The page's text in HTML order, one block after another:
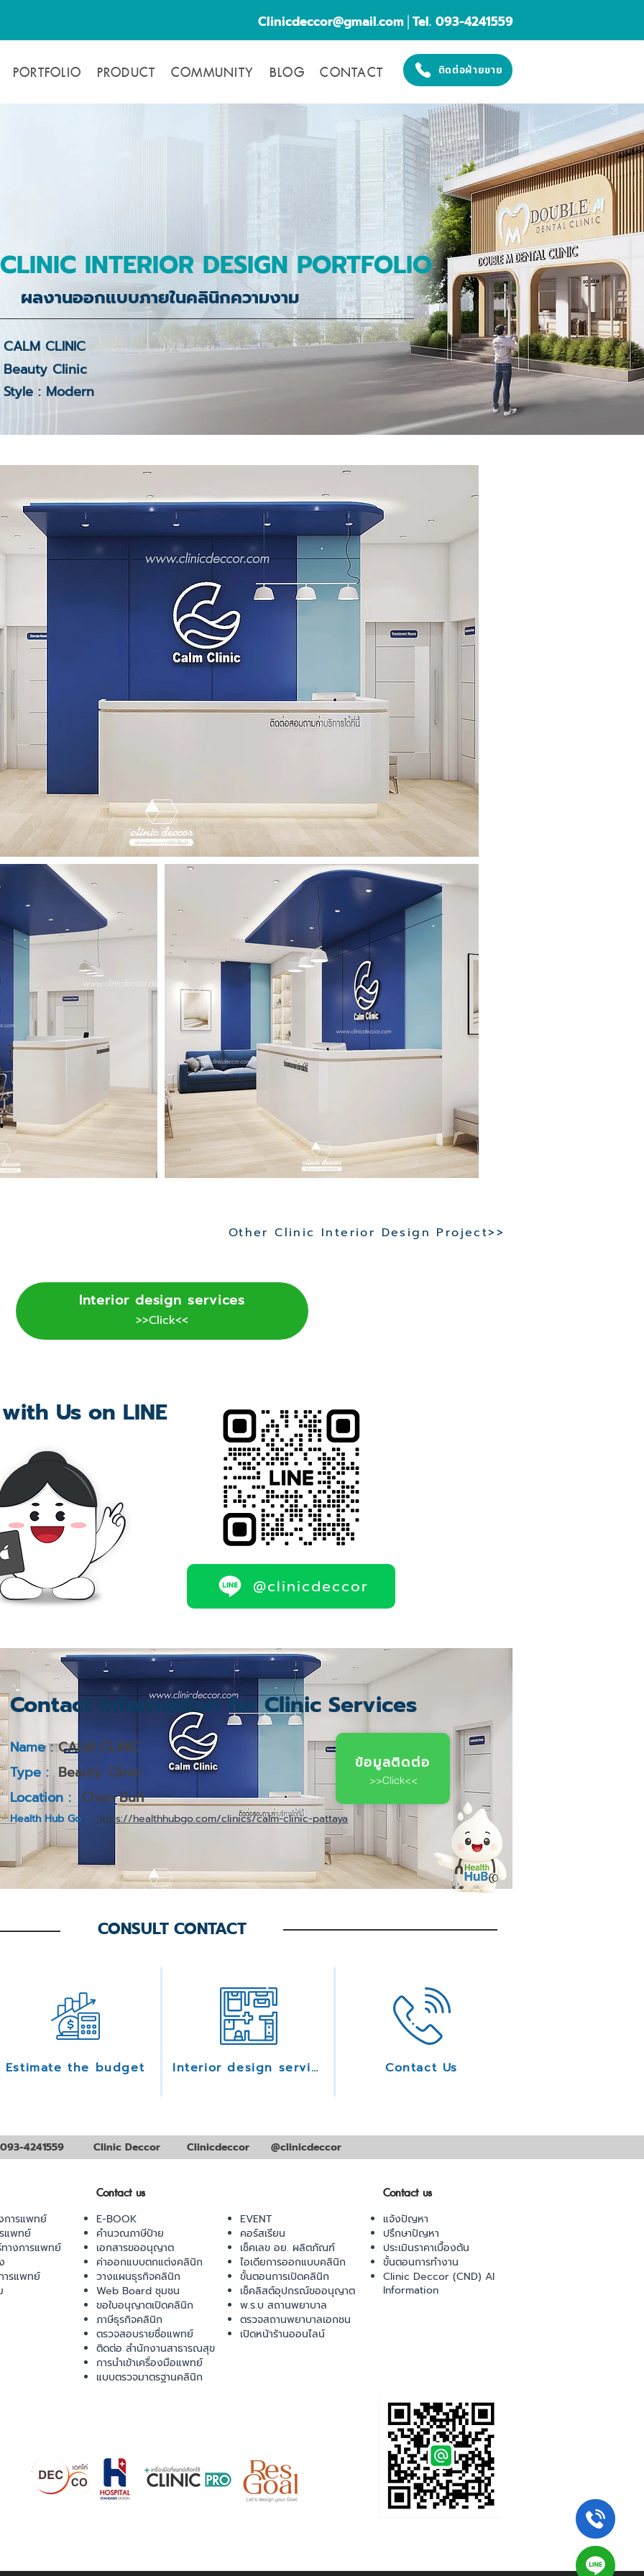
Clinicdeccor@gmail.com│Tel. 093-4241559
PORTFOLIO PRODUCT COMMUNITY BLOG CONTACT ติดต่อฝ่ายขาย
INTERIOR DESIGN PORTFOLIO
ผลงานออกแบบภายในคลินิกความงาม
CALM CLINIC
Beauty Clinic
Style : Modern
Other Clinic Interior Design Project>>
Interior design services
>>Click<<
@clinicdeccor
Us on LINE
Contact Information for Clinic Services
Name : CALM CLINIC
Type : Beauty Clinic
Location : Chon Buri
ข้อมูลติดต่อ
>>Click<<
Health Hub Go : https://healthhubgo.com/clinics/calm-clinic-pattaya
CONSULT CONTACT
Estimate the budget Interior design services Contact Us
093-4241559 Clinic Deccor Clinicdeccor @clinicdeccor
ารแพทย์
แพทย์
ทางการแพทย์
ารแพทย์
Contact us
E-BOOK
คำนวณภาษีป้าย
เอกสารขออนุญาต
ค่าออกแบบตกแต่งคลินิก
วางแผนธุรกิจคลินิก
Web Board ชุมชน
ขอใบอนุญาตเปิดคลินิก
ภาษีธุรกิจคลินิก
ตรวจสอบรายชื่อแพทย์
ติดต่อ สำนักงานสาธารณสุข
การนำเข้าเครื่องมือแพทย์
แบบตรวจมาตรฐานคลินิก
Contact us
EVENT
คอร์สเรียน
เช็คเลข อย. ผลิตภัณฑ์
ไอเดียการออกแบบคลินิก
ขั้นตอนการเปิดคลินิก
เช็คลิสต์อุปกรณ์ขออนุญาต
พ.ร.บ สถานพยาบาล
ตรวจสถานพยาบาลเอกชน
เปิดหน้าร้านออนไลน์
แจ้งปัญหา
ปรึกษาปัญหา
ประเมินราคาเบื้องต้น
ขั้นตอนการทำงาน
Clinic Deccor (CND) AI
Information